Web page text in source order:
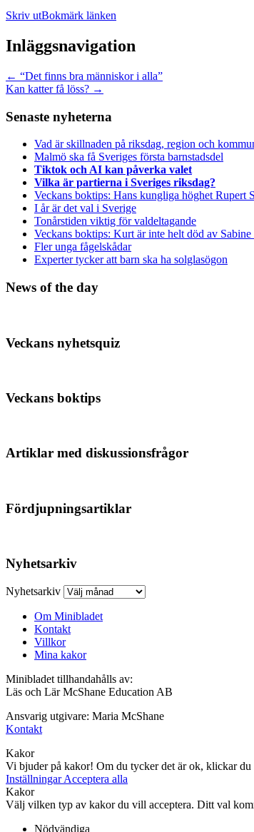
Skriv utBokmärk länken
Inläggsnavigation
← “Det finns bra människor i alla”
Kan katter få löss? →
Senaste nyheterna
Vad är skillnaden på riksdag, region och
Malmö ska få Sveriges första barnstadsdel
Tiktok och AI kan påverka valet
Vilka är partierna i Sveriges riksdag?
Veckans boktips: Hans kungliga höghet Rupert
I år är det val i Sverige
Tonårstiden viktig för valdeltagande
Veckans boktips: Kurt är inte helt död av
Fler unga fågelskådar
Experter tycker att barn ska ha solglasögon
News of the day
Veckans nyhetsquiz
Veckans boktips
Artiklar med diskussionsfrågor
Fördjupningsartiklar
Nyhetsarkiv
Nyhetsarkiv
Om Minibladet
Kontakt
Villkor
Mina kakor
Minibladet tillhandahålls av:
Läs och Lär McShane Education AB
Ansvarig utgivare: Maria McShane
Kontakt
Kakor
Vi bjuder på kakor! Om du tycker det är ok, klickar
InställningarAcceptera alla
Kakor
Välj vilken typ av kakor du vill acceptera. Ditt val
Nödvändiga